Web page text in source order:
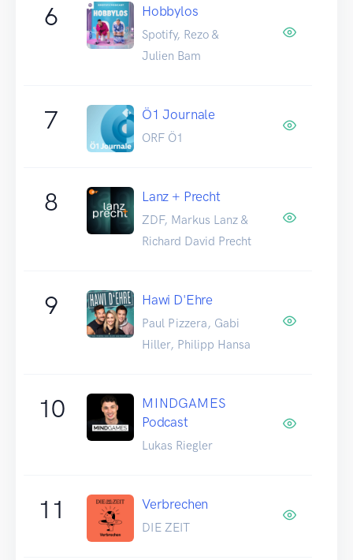
6 Hobbylos
Spotify, Rezo &
Julien Bam
7 Ö1 Journale
ORF Ö1
8 Lanz + Precht
ZDF, Markus Lanz &
Richard David Precht
9 Hawi D'Ehre
Paul Pizzera, Gabi
Hiller, Philipp Hansa
10
MINDGAMES
Podcast
Lukas Riegler
11 Verbrechen
DIE ZEIT